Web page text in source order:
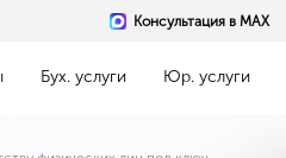
Консультация в MAX
Бух. услуги Юр. услуги